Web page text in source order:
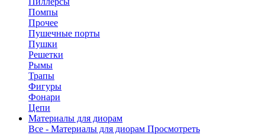
Помпы
Прочее
Пушечные порты
Пушки
Решетки
Рымы
Трапы
Фигуры
Фонари
Цепи
Материалы для диорам
Все - Материалы для диорам Просмотреть